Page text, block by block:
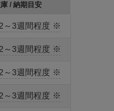
/ 納期目安
～3週間程度 ※
～3週間程度 ※
～3週間程度 ※
～3週間程度 ※